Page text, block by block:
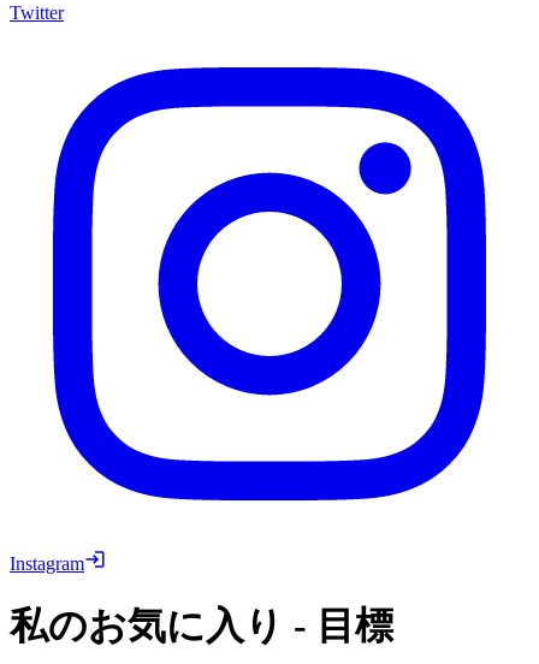
Twitter
Instagram
私のお気に入り - 目標